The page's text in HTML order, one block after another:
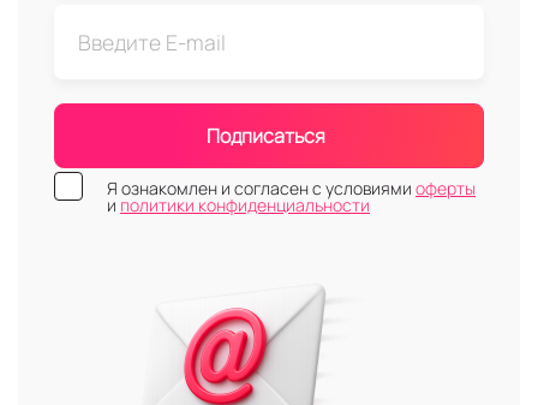
Подписаться
Я ознакомлен и согласен с условиями оферты
и политики конфиденциальности